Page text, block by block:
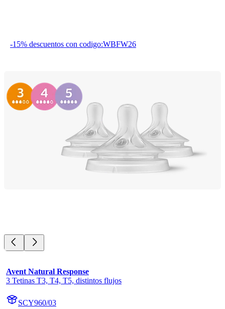
-15% descuentos con codigo:WBFW26
Avent Natural Response
3 Tetinas T3, T4, T5, distintos flujos
SCY960/03